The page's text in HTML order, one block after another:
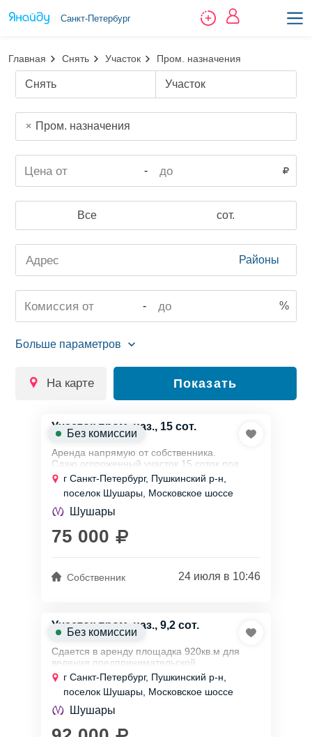
Санкт-Петербург
Главная Снять Участок Пром. назначения
Снять Участок
Пром. назначения
-
Все сот.
Районы
- %
на карте Показать
Участок пром. наз., 15 сот.
Аренда напрямую от собственника.
Сдаю огороженный участок 15 соток под
производственно - складскую базу со всеми
коммуникациями. Доступ круглосуточный.
Под...
г Санкт-Петербург, Пушкинский р-н,
поселок Шушары, Московское шоссе
Шушары
75 000
Собственник 24 июля в 10:46
Без комиссии
Участок пром. наз., 9,2 сот.
Сдается в аренду площадка 920кв.м для
ведения предпринимательской
деятельности на федеральной трассе М-10
недалеко от КАД.
От собственника, прямой договор.
Участок...
г Санкт-Петербург, Пушкинский р-н,
поселок Шушары, Московское шоссе
Шушары
Без комиссии